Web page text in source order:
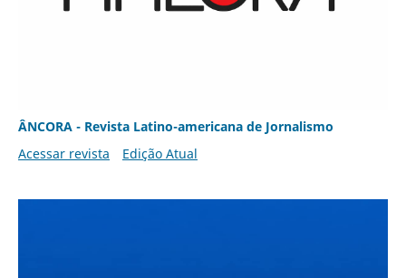
ÂNCORA - Revista Latino-americana de Jornalismo
Acessar revista
Edição Atual